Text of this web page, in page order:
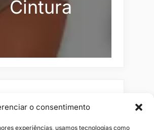
o consentimento
experiências, usamos tecnologias como
Cintura